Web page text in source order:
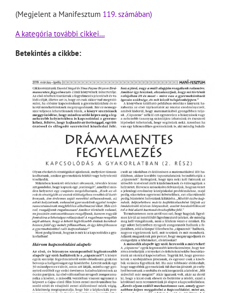
(Megjelent a Manifesztum 119. számában)
A kategória további cikkei…
Betekintés a cikkbe: